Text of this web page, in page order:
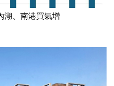
、南港買氣增